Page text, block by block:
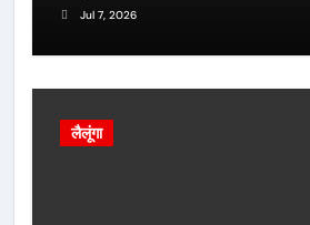
Jul 7, 2026
लैलूंगा